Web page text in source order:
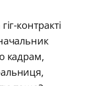
контракті
кадрам,